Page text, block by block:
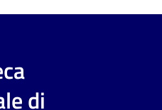
di